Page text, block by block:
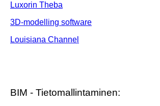
Luxorin Theba
3D-modelling software
Louisiana Channel
BIM - Tietomallintaminen: